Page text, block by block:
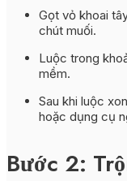
Gọt vỏ khoai
chút muối.
Luộc trong
mềm.
Sau khi luộc
hoặc dụng cụ
Bước 2: